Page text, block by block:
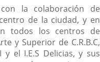
la colaboración de
de la ciudad, y en
todos los centros de
y Superior de C.R.B.C,
y el I.E.S Delicias, y sus